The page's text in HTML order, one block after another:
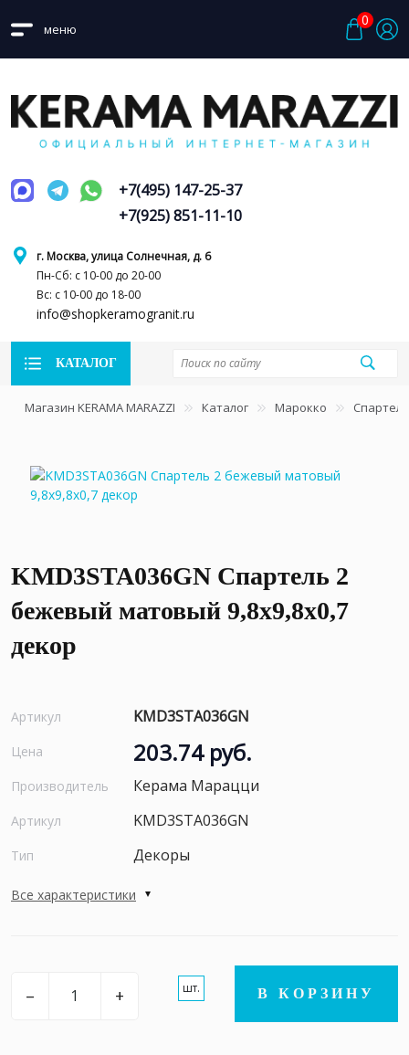
меню
0
г. Москва, улица Солнечная, д. 6
Пн-Сб: с 10-00 до 20-00
Вс: с 10-00 до 18-00
info@shopkeramogranit.ru
+7(495) 147-25-37
+7(925) 851-11-10
КАТАЛОГ
Магазин KERAMA MARAZZI Каталог Марокко Спартель
KMD3STA036GN Спартель 2
бежевый матовый 9,8x9,8x0,7
декор
Артикул KMD3STA036GN
Цена 203.74 руб.
Производитель Керама Марацци
Артикул KMD3STA036GN
Тип Декоры
Все характеристики
– + шт. В КОРЗИНУ